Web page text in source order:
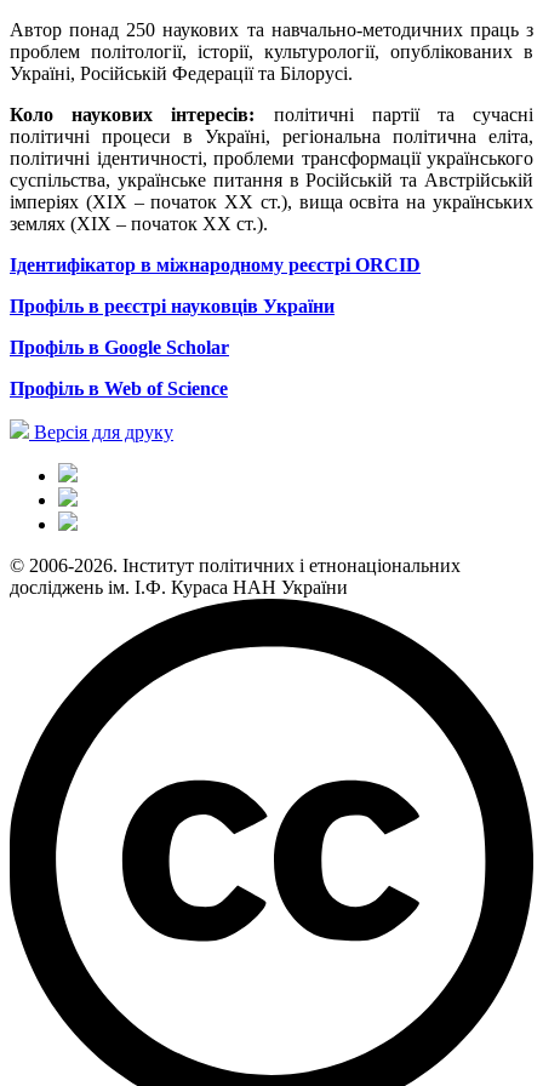
Автор понад 250 наукових та навчально-методичних праць з
проблем політології, історії, культурології, опублікованих в
Україні, Російській Федерації та Білорусі.
Коло наукових інтересів: політичні партії та сучасні
політичні процеси в Україні, регіональна політична еліта,
політичні ідентичності, проблеми трансформації українського
суспільства, українське питання в Російській та Австрійській
імперіях (ХІХ – початок ХХ ст.), вища освіта на українських
землях (ХІХ – початок ХХ ст.).
Ідентифікатор в міжнародному реєстрі ORCID
Профіль в реєстрі науковців України
Профіль в Google Scholar
Профіль в Web of Science
Версія для друку
© 2006-2026. Інститут політичних і етнонаціональних
досліджень ім. І.Ф. Кураса НАН України